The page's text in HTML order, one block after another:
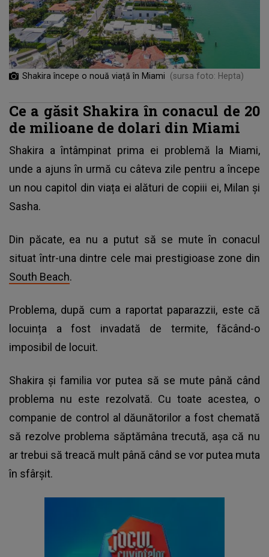
Shakira începe o nouă viață în Miami (sursa foto: Hepta)
Ce a găsit Shakira în conacul de 20
de milioane de dolari din Miami
Shakira a întâmpinat prima ei problemă la Miami,
unde a ajuns în urmă cu câteva zile pentru a începe
un nou capitol din viața ei alături de copiii ei, Milan și
Sasha.
Din păcate, ea nu a putut să se mute în conacul
situat într-una dintre cele mai prestigioase zone din
South Beach.
Problema, după cum a raportat paparazzii, este că
locuința a fost invadată de termite, făcând-o
imposibil de locuit.
Shakira și familia vor putea să se mute până când
problema nu este rezolvată. Cu toate acestea, o
companie de control al dăunătorilor a fost chemată
să rezolve problema săptămâna trecută, așa că nu
ar trebui să treacă mult până când se vor putea muta
în sfârșit.